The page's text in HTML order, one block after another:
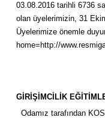
Meslek
Meclis
03.08.2016 tarihli 6736
olan üyelerimizin, 31
Üyelerimize önemle
home=http://
GİRİŞİMCİLİK
Odamız tarafından